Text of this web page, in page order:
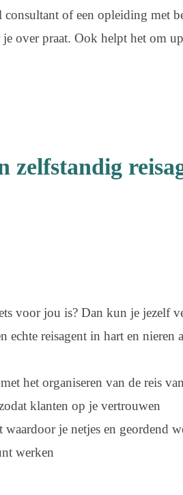
of een opleiding met
over praat. Ook helpt het om
zelfstandig
voor jou is? Dan kun je jezelf
reisagent in hart en nieren
het organiseren van de reis
klanten op je vertrouwen
je netjes en geordend
werken